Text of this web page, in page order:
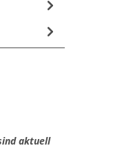
aktuell